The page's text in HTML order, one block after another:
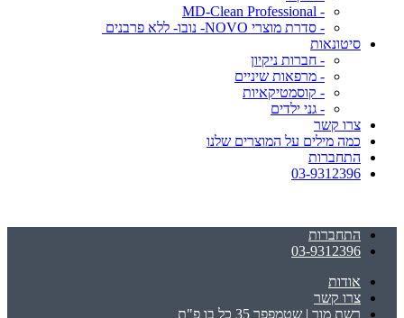
- MD-Clean Professional
- סדרת מוצרי NOVO- נובו- ללא פרבנים
סיטונאות
- חברות ניקיון
- מרפאות שיניים
- קוסמטיקאיות
- גני ילדים
צרו קשר
כמה מילים על המוצרים שלנו
התחברות
03-9312396
התחברות
03-9312396
אודות
צרו קשר
רשת מור | שטמפפר 35 כל בו פ"ת